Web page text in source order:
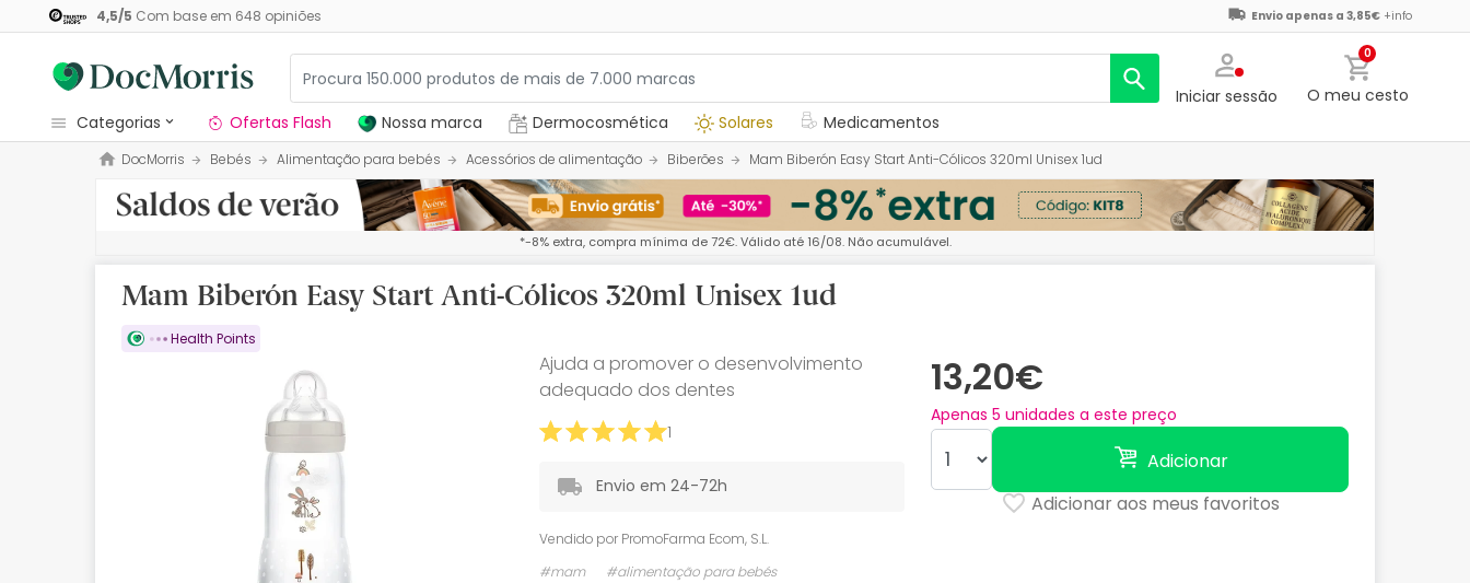
4,5/5 Com base em 648 opiniões Envio apenas a 3,85€ +info
Iniciar sessão
0
O meu cesto
categorias
Dermocosmetica
Nossa marca
Medicamentos
Cosmética
Ofertas Flash Nossa marca Dermocosmética Solares Medicamentos
DocMorris Bebés Alimentação para bebés Acessórios de alimentação Biberões Mam Biberón Easy Start Anti-Cólicos 320ml Unisex 1ud
*-8% extra, compra mínima de 72€. Válido até 16/08. Não acumulável.
Mam Biberón Easy Start Anti-Cólicos 320ml Unisex 1ud
Health Points
13,20€
Apenas 5 unidades a este preço
Adicionar
Adicionar aos meus favoritos
Ajuda a promover o desenvolvimento
adequado dos dentes
1
Envio em 24-72h
Vendido por PromoFarma Ecom, S.L.
#mam
#alimentação para bebés